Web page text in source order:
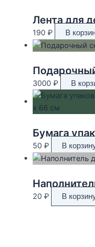
190 ₽ В
3000 ₽ В
50 ₽ В
20 ₽ В